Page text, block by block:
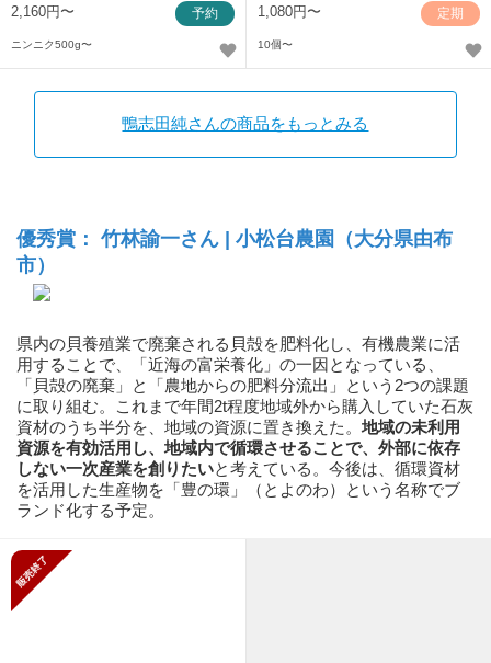
か？
2,160円〜 予約
ニンニク500g〜
1,080円〜 定期
10個〜
鴨志田純さんの商品をもっとみる
優秀賞： 竹林諭一さん | 小松台農園（大分県由布
市）
県内の貝養殖業で廃棄される貝殻を肥料化し、有機農業に活
用することで、「近海の富栄養化」の一因となっている、
「貝殻の廃棄」と「農地からの肥料分流出」という2つの課題
に取り組む。これまで年間2t程度地域外から購入していた石灰
資材のうち半分を、地域の資源に置き換えた。 地域の未利用
資源を有効活用し、地域内で循環させることで、外部に依存
しない一次産業を創りたいと考えている。今後は、循環資材
を活用した生産物を「豊の環」（とよのわ）という名称でブ
ランド化する予定。